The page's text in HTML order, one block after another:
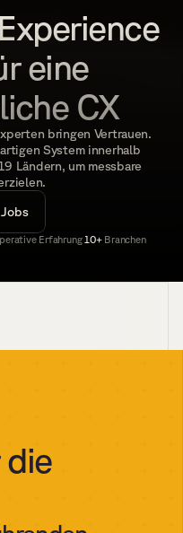
eine
CX
bringen Vertrauen.
System innerhalb
Ländern, um messbare
Jobs
Erfahrung| 10+ Branchen
die